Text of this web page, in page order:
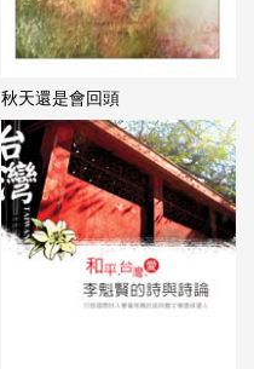
秋天還是會回頭